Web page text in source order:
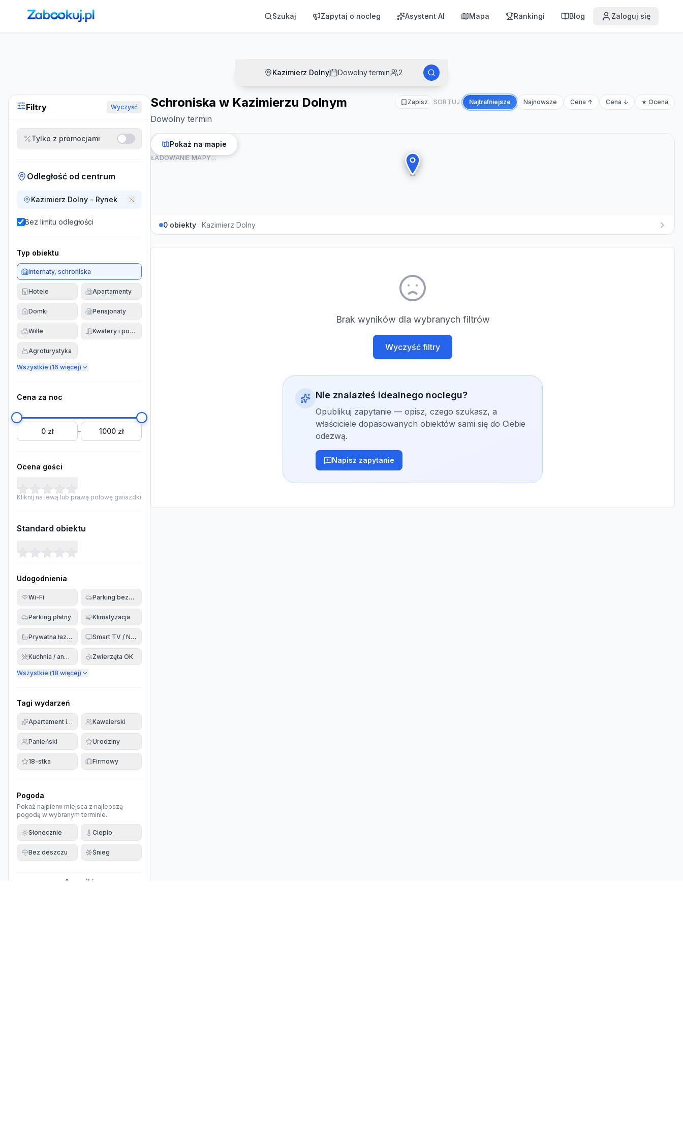
Strona główna ›Noclegi Szukaj Zapytaj o nocleg Asystent AI Mapa Rankingi Blog Zaloguj się
Kazimierz Dolny Dowolny termin 2
Filtry Wyczyść
Tylko z promocjami
Odległość od centrum
Kazimierz Dolny - Rynek
Bez limitu odległości
Typ obiektu
Internaty, schroniska
Hotele Apartamenty
Domki Pensjonaty
Wille Kwatery i pokoje
Agroturystyka
Wszystkie (16 więcej)
Cena za noc
0 zł – 1000 zł
Ocena gości
Kliknij na lewą lub prawą połowę gwiazdki
Standard obiektu
Udogodnienia
Wi-Fi Parking bezpłatny
Parking płatny Klimatyzacja
Prywatna łazienka Smart TV / Netflix
Kuchnia / aneks Zwierzęta OK
Wszystkie (18 więcej)
Tagi wydarzeń
Apartament imprezowyKawalerski
Panieński Urodziny
18-stka Firmowy
Pogoda
Pokaż najpierw miejsca z najlepszą
pogodą w wybranym terminie.
Słonecznie Ciepło
Bez deszczu Śnieg
0 wyniki
Schroniska w Kazimierzu Dolnym
Dowolny termin
Zapisz SORTUJ: Najtrafniejsze Najnowsze Cena ↑ Cena ↓ ★ Ocena
ŁADOWANIE MAPY…
Pokaż na mapie
0 obiekty · Kazimierz Dolny
Brak wyników dla wybranych filtrów
Wyczyść filtry
Nie znalazłeś idealnego noclegu?
Opublikuj zapytanie — opisz, czego szukasz, a
właściciele dopasowanych obiektów sami się do Ciebie
odezwą.
Napisz zapytanie